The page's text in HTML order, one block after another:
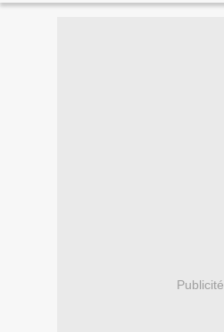
Publicité